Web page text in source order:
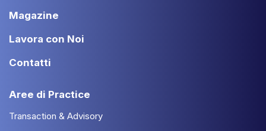
Magazine
Lavora con Noi
Contatti
Aree di Practice
Transaction & Advisory